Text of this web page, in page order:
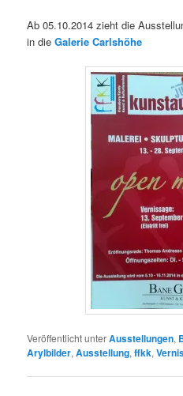
Ab 05.10.2014 zieht die
in dieGalerie Carlshöhe
Veröffentlicht unterAusstellungen,
Arylbilder,Ausstellung,ffkk,